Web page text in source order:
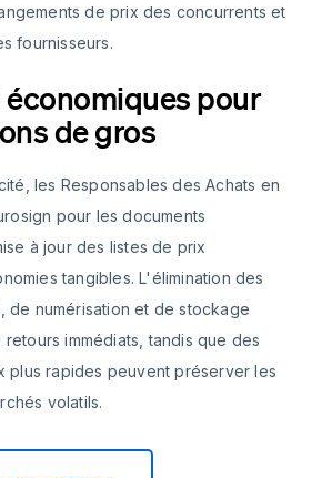
de prix des concurrents et
fournisseurs.
économiques pour
de gros
les Responsables des Achats en
pour les documents
à jour des listes de prix
tangibles. L'élimination des
de numérisation et de stockage
immédiats, tandis que des
plus rapides peuvent préserver les
volatils.